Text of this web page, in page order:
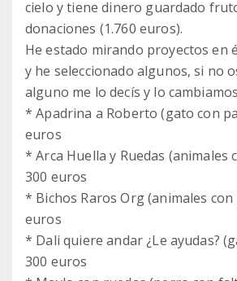
cielo y tiene dinero guardado
donaciones (1.760 euros).
He estado mirando proyectos en
y he seleccionado algunos, si no
alguno me lo decís y lo
* Apadrina a Roberto (gato con
euros
* Arca Huella y Ruedas (animales
300 euros
* Bichos Raros Org (animales con
euros
* Dali quiere andar ¿Le ayudas?
300 euros